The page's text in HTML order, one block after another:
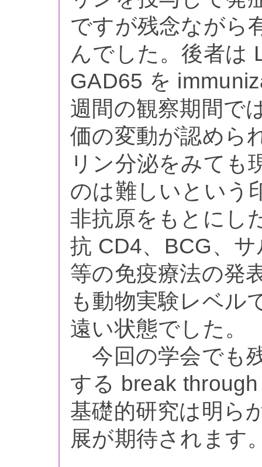
ですが残念ながら
んでした。後者は
GAD65 を
週間の観察期間で
価の変動が認めら
リン分泌をみても
のは難しいという
非抗原をもとにし
抗 CD4、BCG、
等の免疫療法の発
も動物実験レベル
遠い状態でした。
今回の学会でも
する break
基礎的研究は明ら
展が期待されます